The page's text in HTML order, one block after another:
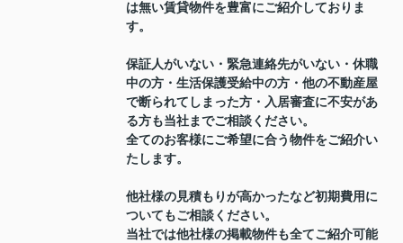
は無い賃貸物件を豊富にご紹介しておりま
す。
保証人がいない・緊急連絡先がいない・休職
中の方・生活保護受給中の方・他の不動産屋
で断られてしまった方・入居審査に不安があ
る方も当社までご相談ください。
全てのお客様にご希望に合う物件をご紹介い
たします。
他社様の見積もりが高かったなど初期費用に
ついてもご相談ください。
当社では他社様の掲載物件も全てご紹介可能